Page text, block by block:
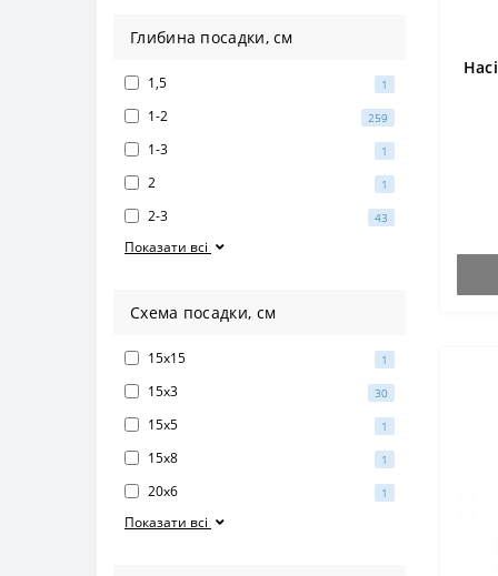
Глибина посадки, см
1,5 1
1-2 259
1-3 1
2 1
2-3 43
Показати всі
Схема посадки, см
15х15 1
15х3 30
15х5 1
15х8 1
20х6 1
Показати всі